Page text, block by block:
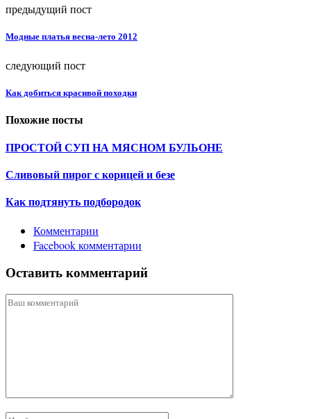
предыдущий пост
Модные платья весна-лето 2012
следующий пост
Как добиться красивой походки
Похожие посты
ПРОСТОЙ СУП НА МЯСНОМ БУЛЬОНЕ
Сливовый пирог c корицей и безе
Как подтянуть подбородок
Комментарии
Facebook комментарии
Оставить комментарий